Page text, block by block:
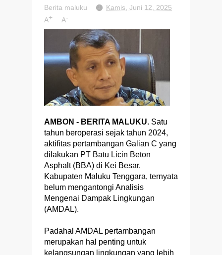
Berita maluku
Kamis, Juni 12, 2025
A+ A-
AMBON - BERITA MALUKU. Satu
tahun beroperasi sejak tahun 2024,
aktifitas pertambangan Galian C yang
dilakukan PT Batu Licin Beton
Asphalt (BBA) di Kei Besar,
Kabupaten Maluku Tenggara, ternyata
belum mengantongi Analisis
Mengenai Dampak Lingkungan
(AMDAL).
Padahal AMDAL pertambangan
merupakan hal penting untuk
kelangsungan lingkungan yang lebih